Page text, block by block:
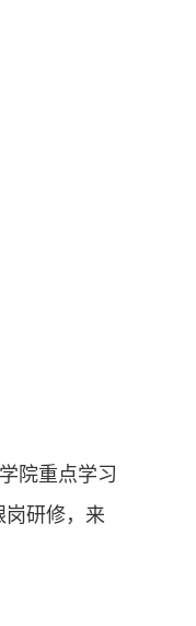
院重点学习
岗研修，来